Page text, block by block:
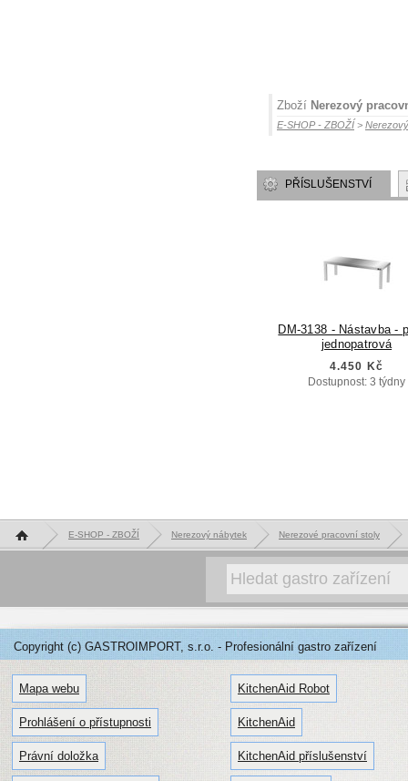
Zboží Nerezový
E-SHOP - ZBOŽÍ >
PŘÍSLUŠENSTVÍ
DM-3138 - Nástavba -
jednopatrová
4.450 Kč
Dostupnost: 3 týdny
Hlavní stránka E-SHOP - ZBOŽÍ Nerezový nábytek Nerezové pracovní stoly
Copyright (c) GASTROIMPORT, s.r.o. - Profesionální gastro zařízení
Mapa webu
Prohlášení o přístupnosti
Právní doložka
KitchenAid Robot
KitchenAid
KitchenAid příslušenství